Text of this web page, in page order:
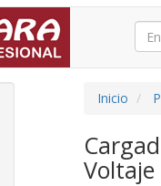
Inicio
Voltaje